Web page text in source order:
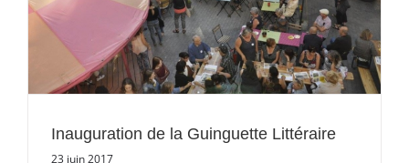
Inauguration de la Guinguette Littéraire
23 juin 2017